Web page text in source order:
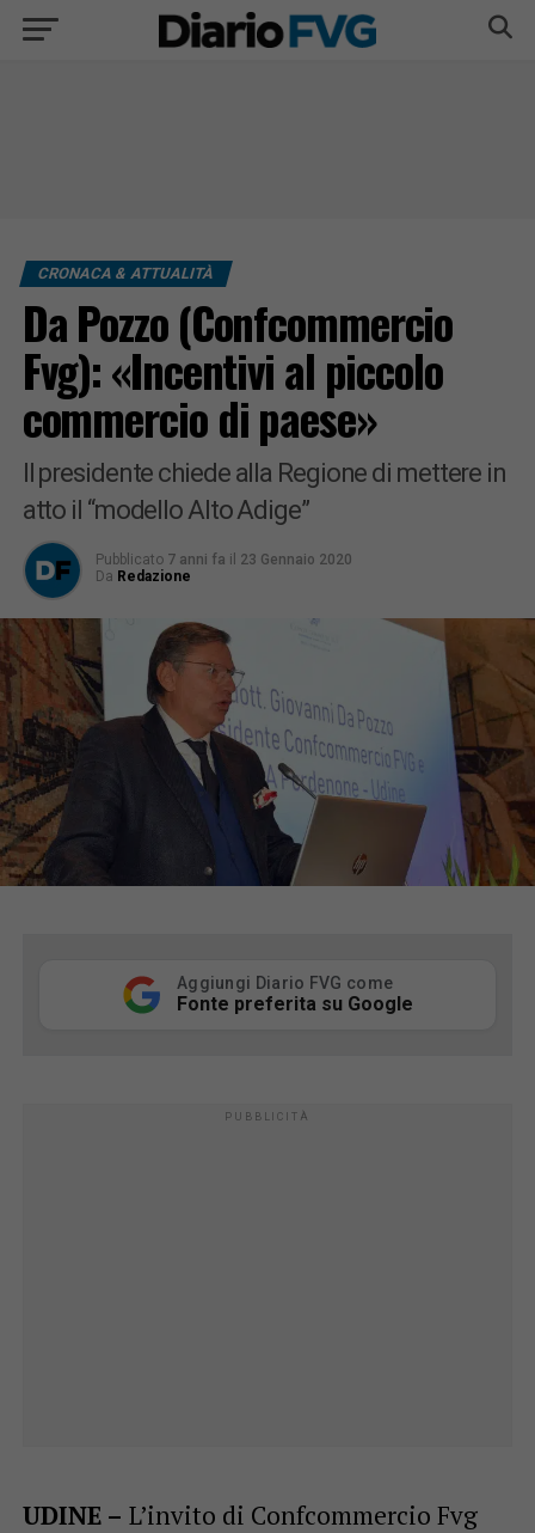
CRONACA & ATTUALITÀ
Da Pozzo (Confcommercio
Fvg): «Incentivi al piccolo
commercio di paese»
Il presidente chiede alla Regione di mettere in
atto il “modello Alto Adige”
Pubblicato 7 anni fa il 23 Gennaio 2020
Da Redazione
Aggiungi Diario FVG come
Fonte preferita su Google
UDINE – L’invito di Confcommercio Fvg